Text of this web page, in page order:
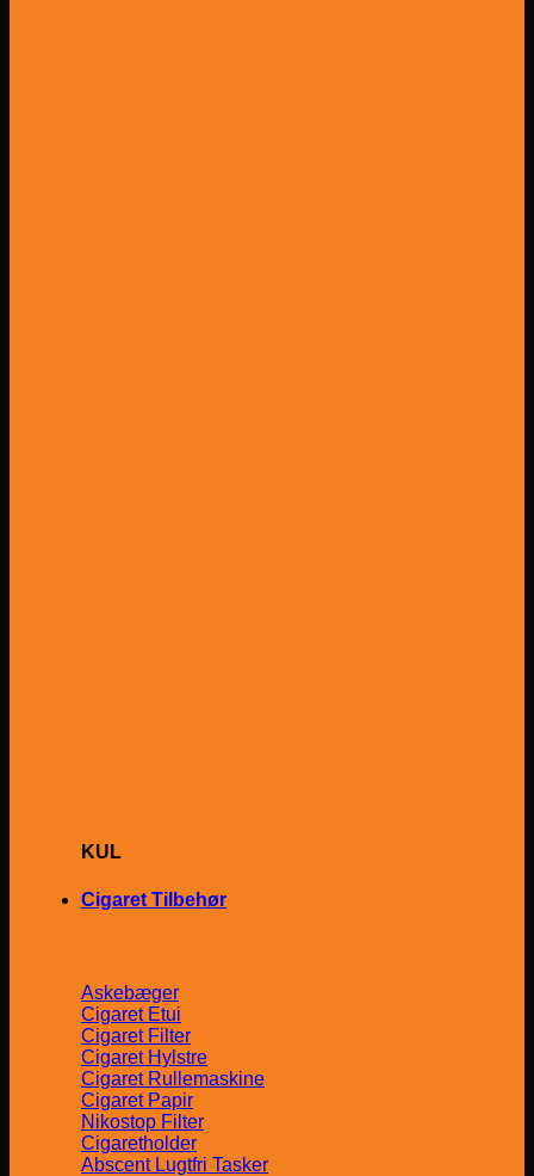
KUL
Cigaret Tilbehør
Askebæger
Cigaret Etui
Cigaret Filter
Cigaret Hylstre
Cigaret Rullemaskine
Cigaret Papir
Nikostop Filter
Cigaretholder
Abscent Lugtfri Tasker